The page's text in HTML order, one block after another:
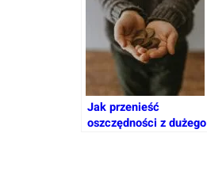
Jak przenieść
oszczędności z dużego